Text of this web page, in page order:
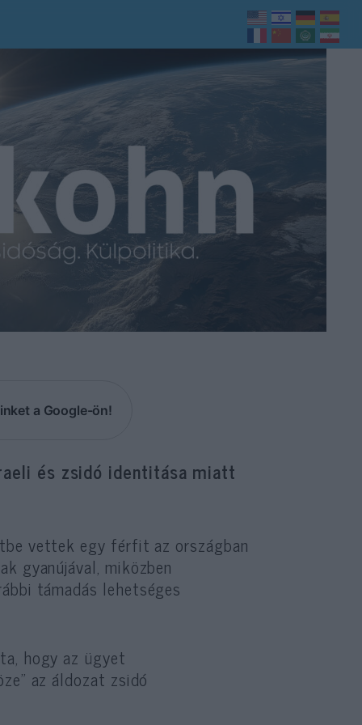
a Google-ön!
és zsidó identitása miatt
vettek egy férfit az országban
gyanújával, miközben
támadás lehetséges
hogy az ügyet
az áldozat zsidó